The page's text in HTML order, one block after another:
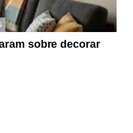
sobre decorar